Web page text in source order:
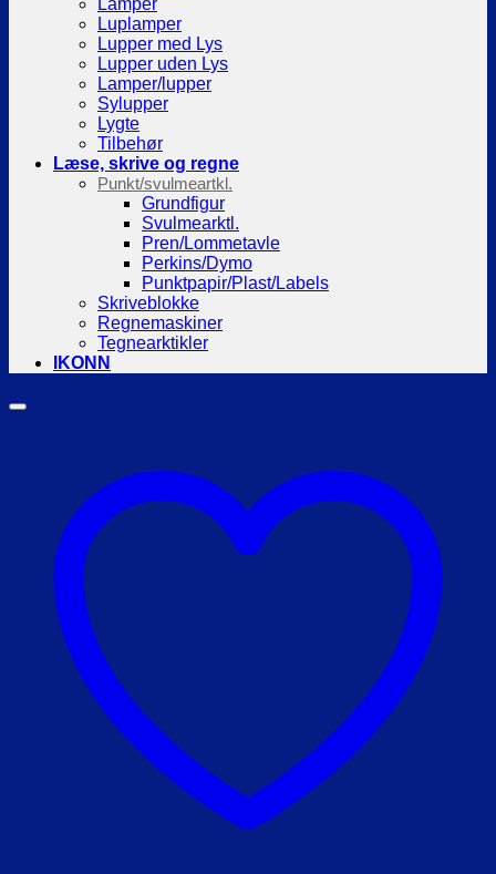
Lamper
Luplamper
Lupper med Lys
Lupper uden Lys
Lamper/lupper
Sylupper
Lygte
Tilbehør
Læse, skrive og regne
Punkt/svulmeartkl.
Grundfigur
Svulmearktl.
Pren/Lommetavle
Perkins/Dymo
Punktpapir/Plast/Labels
Skriveblokke
Regnemaskiner
Tegnearktikler
IKONN